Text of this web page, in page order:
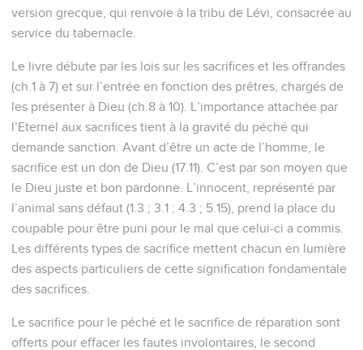
version grecque, qui renvoie à la tribu de Lévi, consacrée au
service du tabernacle.
Le livre débute par les lois sur les sacrifices et les offrandes
(ch.1 à 7) et sur l’entrée en fonction des prêtres, chargés de
les présenter à Dieu (ch.8 à 10). L’importance attachée par
l’Eternel aux sacrifices tient à la gravité du péché qui
demande sanction. Avant d’être un acte de l’homme, le
sacrifice est un don de Dieu (17.11). C’est par son moyen que
le Dieu juste et bon pardonne. L’innocent, représenté par
l’animal sans défaut (1.3 ; 3.1 ; 4.3 ; 5.15), prend la place du
coupable pour être puni pour le mal que celui-ci a commis.
Les différents types de sacrifice mettent chacun en lumière
des aspects particuliers de cette signification fondamentale
des sacrifices.
Le sacrifice pour le péché et le sacrifice de réparation sont
offerts pour effacer les fautes involontaires, le second